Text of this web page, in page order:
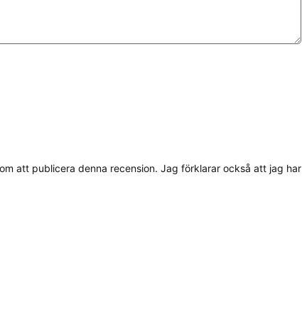
att publicera denna recension. Jag förklarar också att jag har